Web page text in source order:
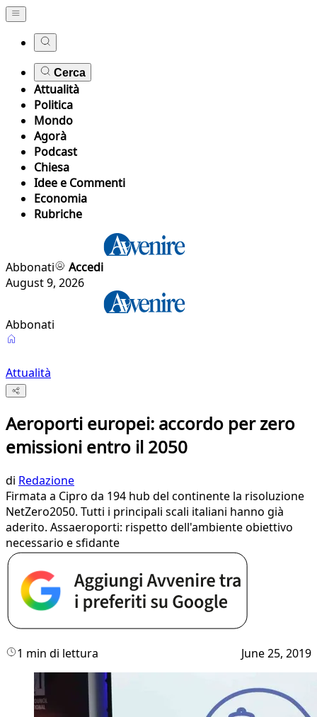
Cerca
Attualità
Politica
Mondo
Agorà
Podcast
Chiesa
Idee e Commenti
Economia
Rubriche
Abbonati
Accedi
August 9, 2026
Abbonati
Attualità
Aeroporti europei: accordo per zero
emissioni entro il 2050
di Redazione
Firmata a Cipro da 194 hub del continente la risoluzione
NetZero2050. Tutti i principali scali italiani hanno già
aderito. Assaeroporti: rispetto dell'ambiente obiettivo
necessario e sfidante
1 min di lettura June 25, 2019